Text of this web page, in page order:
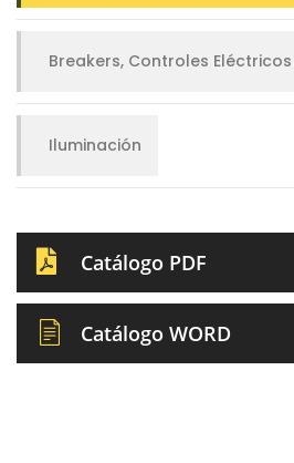
Breakers, Controles
Iluminación
Catálogo PDF
Catálogo WORD